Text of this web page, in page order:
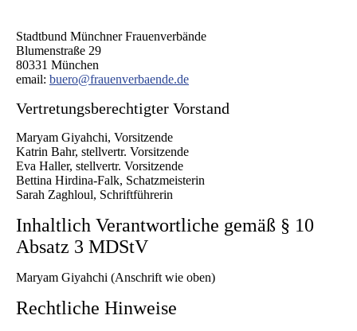
Stadtbund Münchner Frauenverbände
Blumenstraße 29
80331 München
email: buero@frauenverbaende.de
Vertretungsberechtigter Vorstand
Maryam Giyahchi, Vorsitzende
Katrin Bahr, stellvertr. Vorsitzende
Eva Haller, stellvertr. Vorsitzende
Bettina Hirdina-Falk, Schatzmeisterin
Sarah Zaghloul, Schriftführerin
Inhaltlich Verantwortliche gemäß § 10
Absatz 3 MDStV
Maryam Giyahchi (Anschrift wie oben)
Rechtliche Hinweise